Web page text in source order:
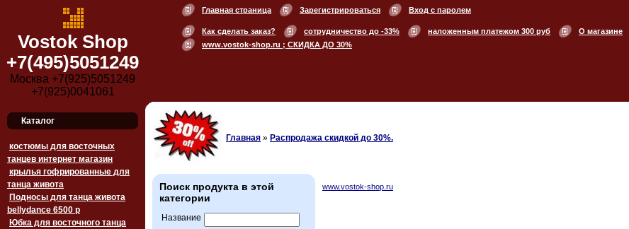
Vostok Shop
+7(495)5051249
Москва +7(925)5051249
+7(925)0041061
Главная страница Зарегистрироваться Вход с паролем
Как сделать заказ? сотрудничество до -33% наложенным платежом 300 руб
О магазине
www.vostok-shop.ru ; СКИДКА ДО 30%
Каталог
костюмы для восточных
танцев интернет магазин
крылья гофрированные для
танца живота
Подносы для танца живота
bellydance 6500 p
Юбка для восточного танца
Главная » Распродажа скидкой до 30%.
Поиск продукта в этой
категории
Название
www.vostok-shop.ru